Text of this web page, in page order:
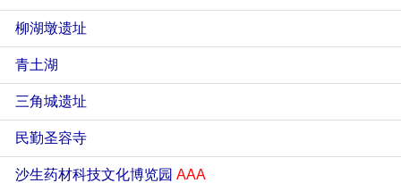
柳湖墩遗址
青土湖
三角城遗址
民勤圣容寺
沙生药材科技文化博览园 AAA